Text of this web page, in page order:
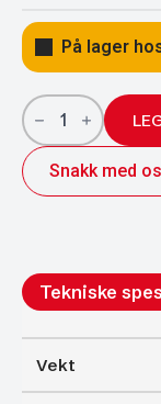
På lager
Gassfjær
350N
400mm
8/19
med
M8
Snakk med
Tekniske
Vekt